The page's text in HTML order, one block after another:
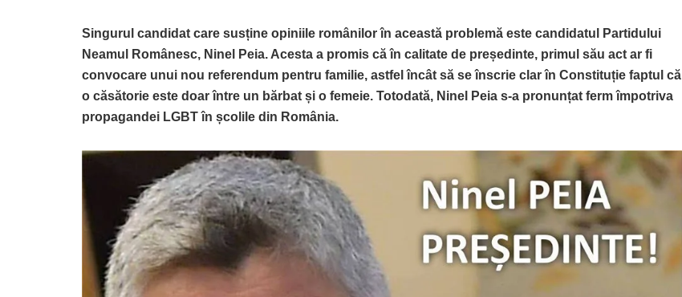
Singurul candidat care susține opiniile românilor în această problemă este candidatul Partidului
Neamul Românesc, Ninel Peia. Acesta a promis că în calitate de președinte, primul său act ar fi
convocare unui nou referendum pentru familie, astfel încât să se înscrie clar în Constituție faptul că
o căsătorie este doar între un bărbat și o femeie. Totodată, Ninel Peia s-a pronunțat ferm împotriva
propagandei LGBT în școlile din România.